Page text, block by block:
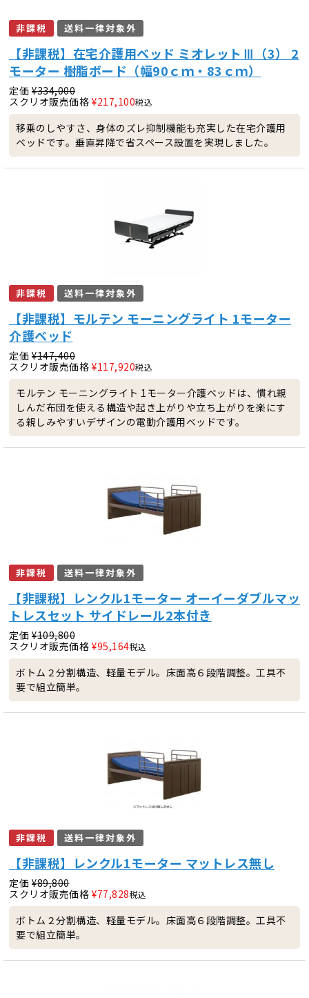
非課税 送料一律対象外
【非課税】在宅介護用ベッド ミオレットⅢ（3） 2
モーター 樹脂ボード（幅90ｃｍ・83ｃｍ）
定価 ¥334,000
スクリオ販売価格 ¥217,100税込
移乗のしやすさ、身体のズレ抑制機能も充実した在宅介護用
ベッドです。垂直昇降で省スペース設置を実現しました。
非課税 送料一律対象外
【非課税】モルテン モーニングライト 1モーター
介護ベッド
定価 ¥147,400
スクリオ販売価格 ¥117,920税込
モルテン モーニングライト 1モーター介護ベッドは、慣れ親
しんだ布団を使える構造や起き上がりや立ち上がりを楽にす
る親しみやすいデザインの電動介護用ベッドです。
非課税 送料一律対象外
【非課税】レンクル1モーター オーイーダブルマッ
トレスセット サイドレール2本付き
定価 ¥109,800
スクリオ販売価格 ¥95,164税込
ボトム２分割構造、軽量モデル。床面高６段階調整。工具不
要で組立簡単。
非課税 送料一律対象外
【非課税】レンクル1モーター マットレス無し
定価 ¥89,800
スクリオ販売価格 ¥77,828税込
ボトム２分割構造、軽量モデル。床面高６段階調整。工具不
要で組立簡単。